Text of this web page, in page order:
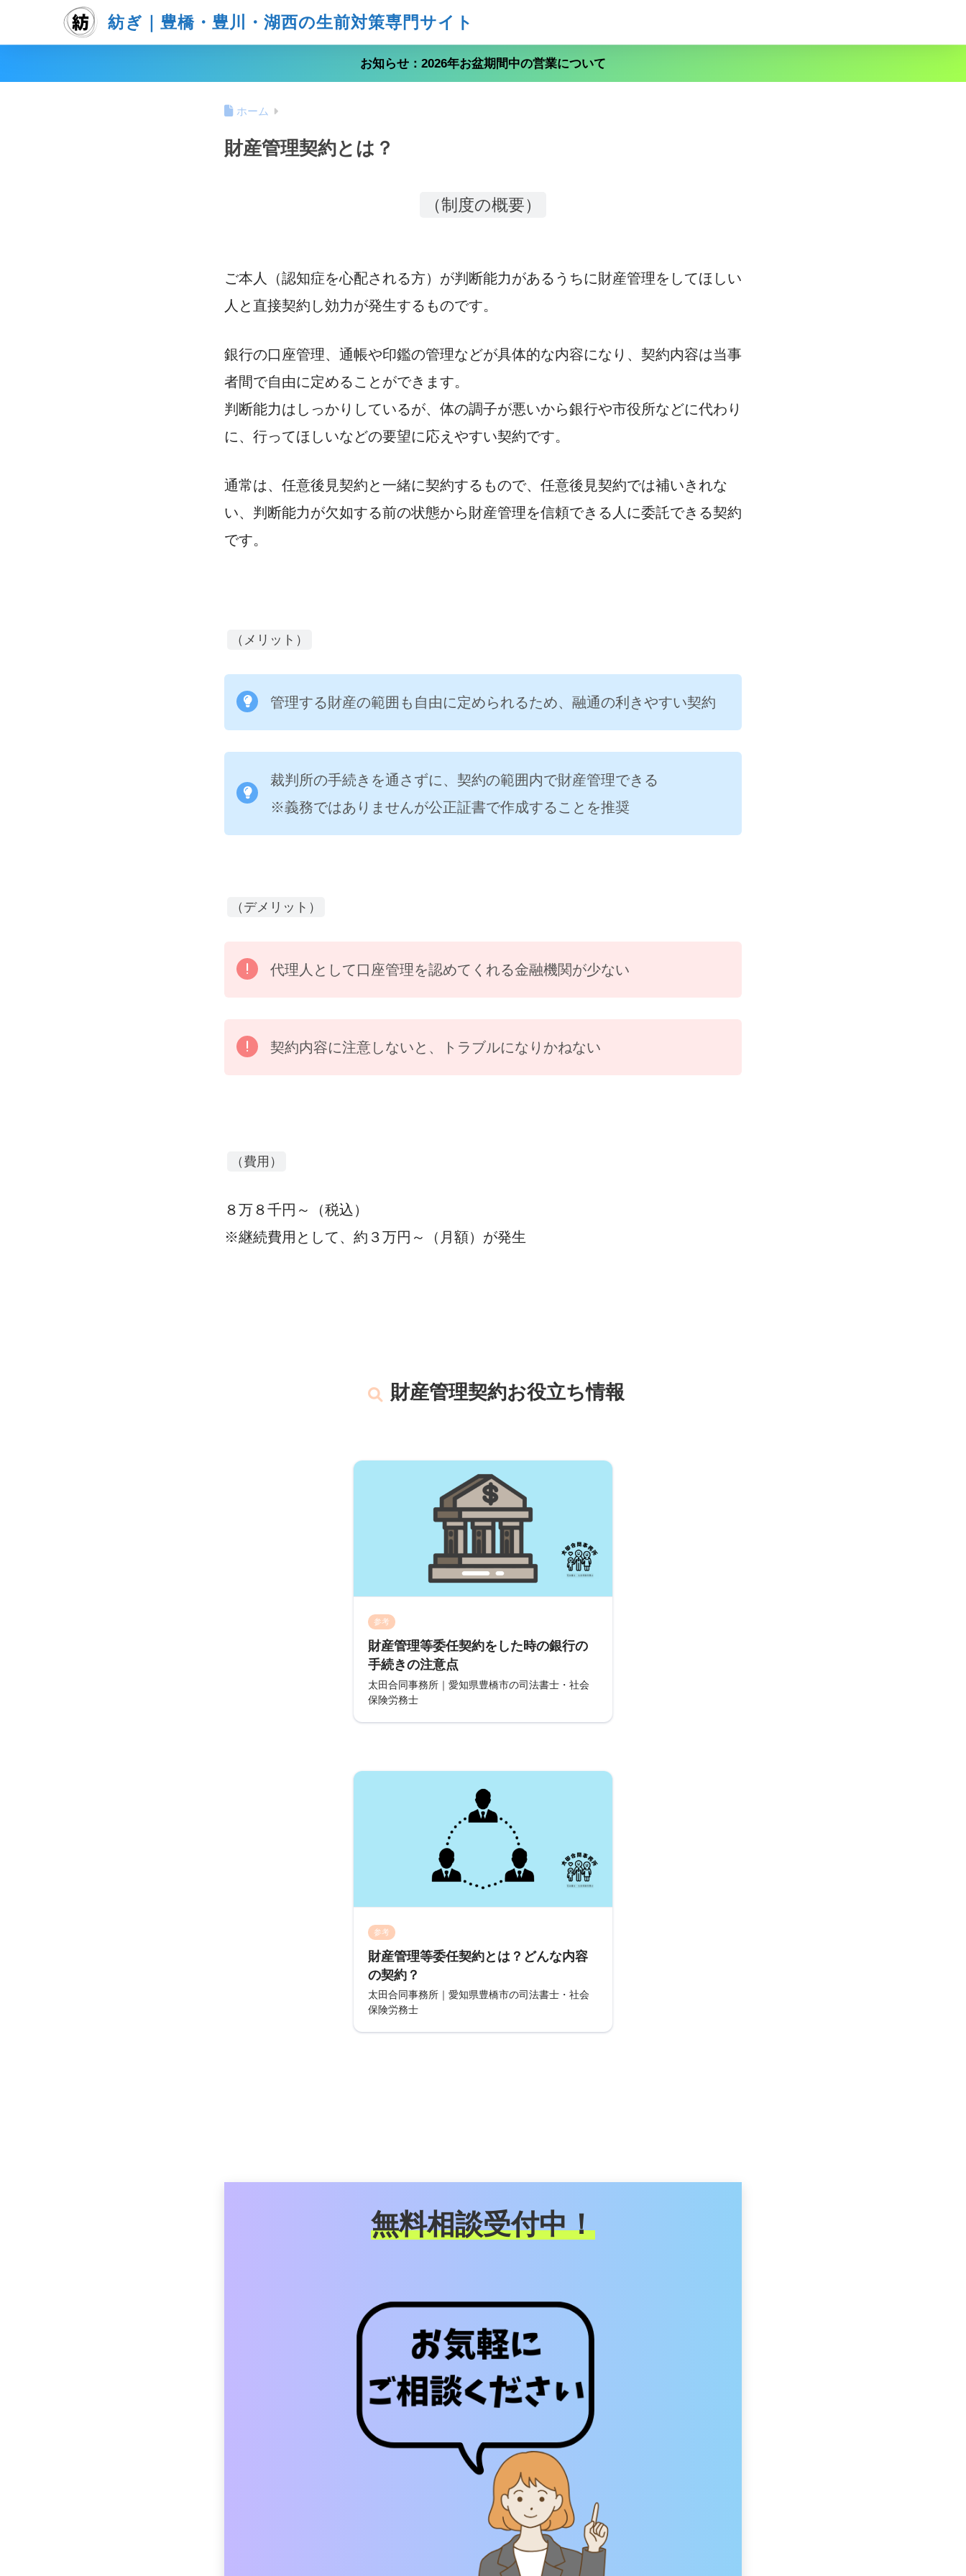
紡ぎ｜豊橋・豊川・湖西の生前対策専門サイト
お知らせ：2026年お盆期間中の営業について
ホーム
財産管理契約とは？
（制度の概要）
ご本人（認知症を心配される方）が判断能力があるうちに財産管理をしてほしい
人と直接契約し効力が発生するものです。
銀行の口座管理、通帳や印鑑の管理などが具体的な内容になり、契約内容は当事
者間で自由に定めることができます。
判断能力はしっかりしているが、体の調子が悪いから銀行や市役所などに代わり
に、行ってほしいなどの要望に応えやすい契約です。
通常は、任意後見契約と一緒に契約するもので、任意後見契約では補いきれな
い、判断能力が欠如する前の状態から財産管理を信頼できる人に委託できる契約
です。
（メリット）
管理する財産の範囲も自由に定められるため、融通の利きやすい契約
裁判所の手続きを通さずに、契約の範囲内で財産管理できる
※義務ではありませんが公正証書で作成することを推奨
（デメリット）
代理人として口座管理を認めてくれる金融機関が少ない
契約内容に注意しないと、トラブルになりかねない
（費用）
８万８千円～（税込）
※継続費用として、約３万円～（月額）が発生
財産管理契約お役立ち情報
参考
財産管理等委任契約をした時の銀行の
手続きの注意点
太田合同事務所｜愛知県豊橋市の司法書士・社会
保険労務士
参考
財産管理等委任契約とは？どんな内容
の契約？
太田合同事務所｜愛知県豊橋市の司法書士・社会
保険労務士
無料相談受付中！